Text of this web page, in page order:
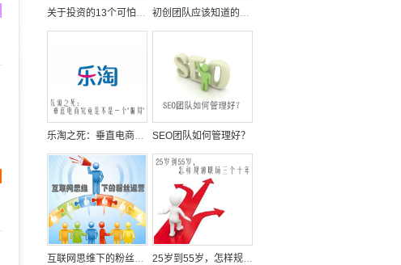
关于投资的13个可怕真相 初创团队应该知道的五个资本思维
乐淘之死：垂直电商究竟是不是一个”骗局” SEO团队如何管理好？
互联网思维下的粉丝运营 25岁到55岁，怎样规划职场三个十年